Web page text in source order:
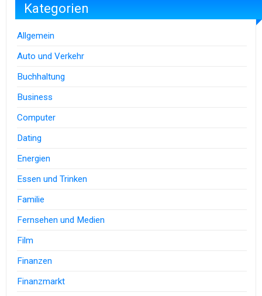
Kategorien
Allgemein
Auto und Verkehr
Buchhaltung
Business
Computer
Dating
Energien
Essen und Trinken
Familie
Fernsehen und Medien
Film
Finanzen
Finanzmarkt